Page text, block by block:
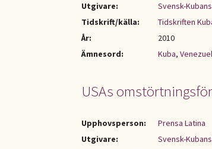
Utgivare:
Svensk-
Tidskrift/källa:
Tidskriften
År:
2010
Ämnesord:
Kuba,
USAs
Upphovsperson:
Prensa Latina
Utgivare:
Svensk-